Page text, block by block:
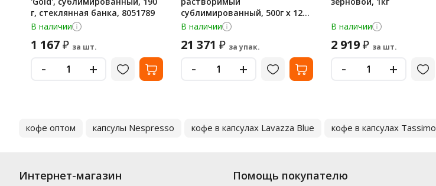
г, стеклянная банка, 8051789
В наличии
1 167₽ за шт.
- +
сублимированный, 500г х 12
шт
В наличии
21 371 ₽ за упак.
- +
В наличии
2 919₽ за шт.
- +
кофе оптом капсулы Nespresso кофе в капсулах Lavazza Blue кофе в капсулах Tassimo
Интернет-магазин Помощь покупателю